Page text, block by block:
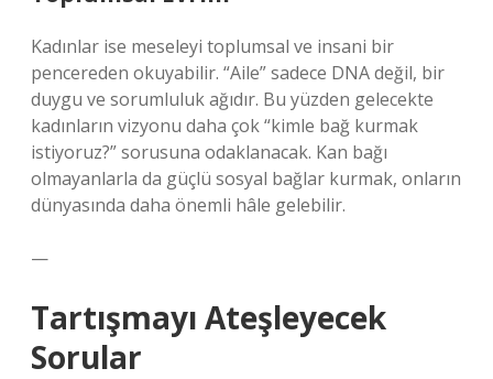
Kadınlar ise meseleyi toplumsal ve insani bir
pencereden okuyabilir. “Aile” sadece DNA değil, bir
duygu ve sorumluluk ağıdır. Bu yüzden gelecekte
kadınların vizyonu daha çok “kimle bağ kurmak
istiyoruz?” sorusuna odaklanacak. Kan bağı
olmayanlarla da güçlü sosyal bağlar kurmak, onların
dünyasında daha önemli hâle gelebilir.
—
Tartışmayı Ateşleyecek
Sorular